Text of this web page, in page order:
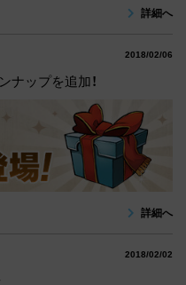
詳細へ
2018/02/06
ナップを追加！
詳細へ
2018/02/02